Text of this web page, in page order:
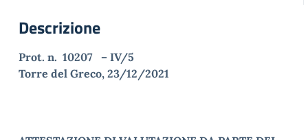
Descrizione
Prot. n. 10207 – IV/5
Torre del Greco, 23/12/2021